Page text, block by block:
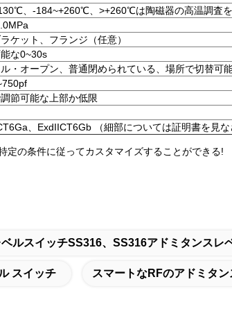
、-184~+260℃、>+260℃は陶磁器の高温調査
ケット、フランジ（任意）
な0~30s
ル・オープン、普通閉められている、場所で切替可
節可能な上部か低限
、ExdIICT6Gb （細部については証明書を見な
定の条件に従ってカスタマイズすることができる!
ルスイッチSS316、SS316アドミタンス
スイッチ スマートなRFのアドミタ